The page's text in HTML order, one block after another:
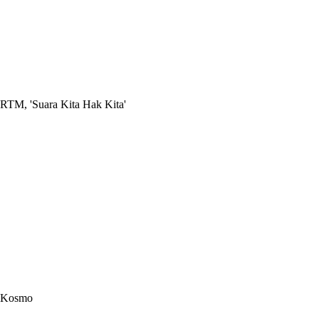
RTM, 'Suara Kita Hak Kita'
Kosmo